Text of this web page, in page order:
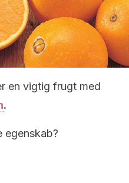
en vigtig frugt med
.
egenskab?